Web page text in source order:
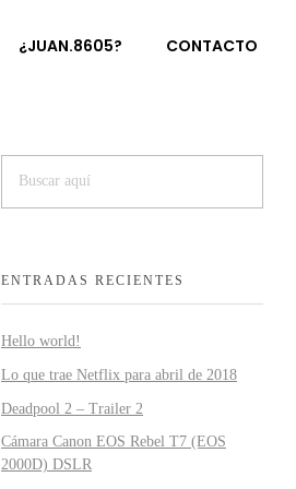
¿JUAN.8605? CONTACTO
ENTRADAS RECIENTES
Hello world!
Lo que trae Netflix para abril de 2018
Deadpool 2 – Trailer 2
Cámara Canon EOS Rebel T7 (EOS
2000D) DSLR